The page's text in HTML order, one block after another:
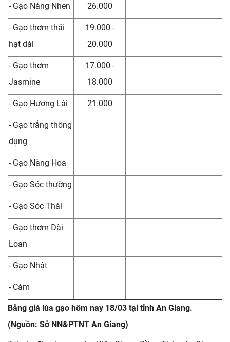
- Gạo Nàng Nhen 26.000
- Gạo thơm thái
hạt dài
19.000 -
20.000
- Gạo thơm
Jasmine
17.000 -
18.000
- Gạo Hương Lài 21.000
- Gạo trắng thông
dụng
- Gạo Nàng Hoa
- Gạo Sóc thường
- Gạo Sóc Thái
- Gạo thơm Đài
Loan
- Gạo Nhật
- Cám
Bảng giá lúa gạo hôm nay 18/03 tại tỉnh An Giang.
(Nguồn: Sở NN&PTNT An Giang)